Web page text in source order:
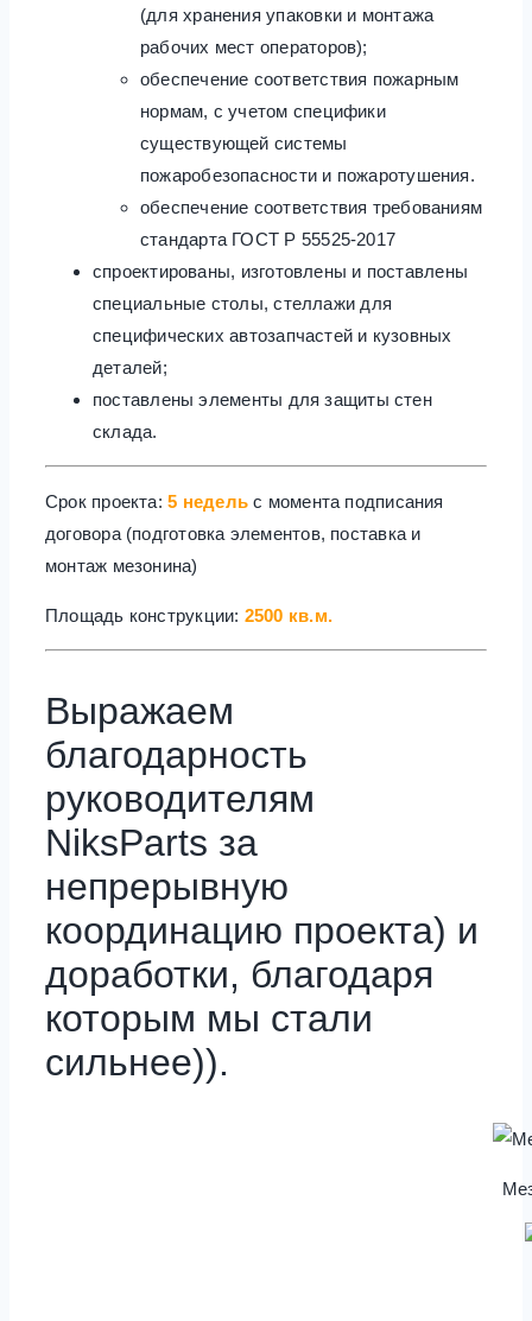
(для хранения упаковки и монтажа
рабочих мест операторов);
обеспечение соответствия пожарным
нормам, с учетом специфики
существующей системы
пожаробезопасности и пожаротушения.
обеспечение соответствия требованиям
стандарта ГОСТ Р 55525-2017
спроектированы, изготовлены и поставлены
специальные столы, стеллажи для
специфических автозапчастей и кузовных
деталей;
поставлены элементы для защиты стен
склада.
Срок проекта:5 недельс момента подписания
договора (подготовка элементов, поставка и
монтаж мезонина)
Площадь конструкции: 2500 кв.м.
Выражаем
благодарность
руководителям
NiksParts за
непрерывную
координацию проекта) и
доработки, благодаря
которым мы стали
сильнее)).